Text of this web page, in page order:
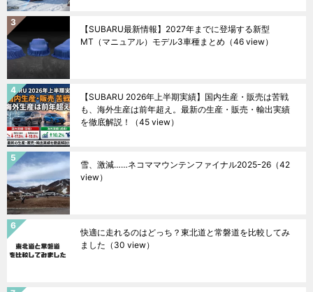
【SUBARU最新情報】2027年までに登場する新型
MT（マニュアル）モデル3車種まとめ （46 view）
【SUBARU 2026年上半期実績】国内生産・販売は苦戦
も、海外生産は前年超え。最新の生産・販売・輸出実績
を徹底解説！
（45 view）
雪、激減……ネコママウンテンファイナル2025ｰ26 （42
view）
快適に走れるのはどっち？東北道と常磐道を比較してみ
ました （30 view）